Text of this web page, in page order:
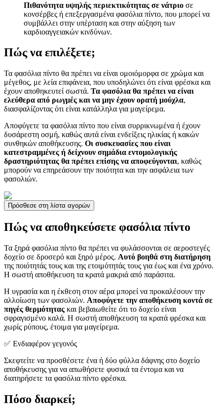
Πιθανότητα υψηλής περιεκτικότητας σε νάτριο σε
κονσέρβες ή επεξεργασμένα φασόλια πίντο, που μπορεί να
συμβάλλει στην υπέρταση και στην αύξηση των
καρδιοαγγειακών κινδύνων.
Πώς να επιλέξετε;
Τα φασόλια πίντο θα πρέπει να είναι ομοιόμορφα σε χρώμα και
μέγεθος, με λεία επιφάνεια, που υποδηλώνει ότι είναι φρέσκα και
έχουν αποθηκευτεί σωστά. Τα φασόλια θα πρέπει να είναι
ελεύθερα από ρωγμές και να μην έχουν ορατή μούχλα,
διασφαλίζοντας ότι είναι κατάλληλα για μαγείρεμα.
Αποφύγετε τα φασόλια πίντο που είναι συρρικνωμένα ή έχουν
δυσάρεστη οσμή, καθώς αυτά είναι ενδείξεις ηλικίας ή κακών
συνθηκών αποθήκευσης. Οι συσκευασίες που είναι
κατεστραμμένες ή δείχνουν σημάδια εντομολογικής
δραστηριότητας θα πρέπει επίσης να αποφεύγονται, καθώς
μπορούν να επηρεάσουν την ποιότητα και την ασφάλεια των
φασολιών.
Πρόσθεσε στη λίστα αγορών
Πώς να αποθηκεύσετε φασόλια πίντο
Τα ξηρά φασόλια πίντο θα πρέπει να φυλάσσονται σε αεροστεγές
δοχείο σε δροσερό και ξηρό μέρος. Αυτό βοηθά στη διατήρηση
της ποιότητάς τους και της ετοιμότητάς τους για έως και ένα χρόνο.
Η σωστή αποθήκευση τα κρατά μακριά από παράσιτα.
Η υγρασία και η έκθεση στον αέρα μπορεί να προκαλέσουν την
αλλοίωση των φασολιών. Αποφύγετε την αποθήκευση κοντά σε
πηγές θερμότητας και βεβαιωθείτε ότι το δοχείο είναι
σφραγισμένο καλά. Η σωστή αποθήκευση τα κρατά φρέσκα και
χωρίς ρύπους, έτοιμα για μαγείρεμα.
✅ Ενδιαφέρον γεγονός
Σκεφτείτε να προσθέσετε ένα ή δύο φύλλα δάφνης στο δοχείο
αποθήκευσης για να απωθήσετε φυσικά τα έντομα και να
διατηρήσετε τα φασόλια πίντο φρέσκα.
Πόσο διαρκεί;